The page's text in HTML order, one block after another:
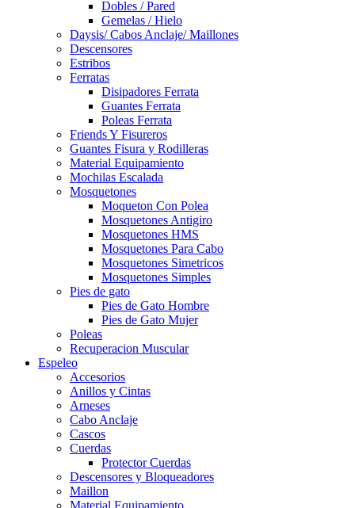
Dobles / Pared
Gemelas / Hielo
Daysis/ Cabos Anclaje/ Maillones
Descensores
Estribos
Ferratas
Disipadores Ferrata
Guantes Ferrata
Poleas Ferrata
Friends Y Fisureros
Guantes Fisura y Rodilleras
Material Equipamiento
Mochilas Escalada
Mosquetones
Moqueton Con Polea
Mosquetones Antigiro
Mosquetones HMS
Mosquetones Para Cabo
Mosquetones Simetricos
Mosquetones Simples
Pies de gato
Pies de Gato Hombre
Pies de Gato Mujer
Poleas
Recuperacion Muscular
Espeleo
Accesorios
Anillos y Cintas
Arneses
Cabo Anclaje
Cascos
Cuerdas
Protector Cuerdas
Descensores y Bloqueadores
Maillon